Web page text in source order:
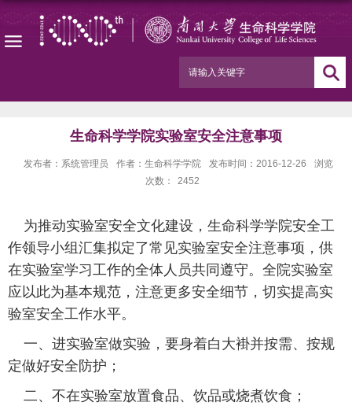
生命科学学院实验室安全注意事项
发布者：系统管理员 作者：生命科学学院 发布时间：2016-12-26
浏览
次数：
2452
为推动实验室安全文化建设，生命科学学院安全工
作领导小组汇集拟定了常见实验室安全注意事项，供
在实验室学习工作的全体人员共同遵守。全院实验室
应以此为基本规范，注意更多安全细节，切实提高实
验室安全工作水平。
一、进实验室做实验，要身着白大褂并按需、按规
定做好安全防护；
二、不在实验室放置食品、饮品或烧煮饮食；